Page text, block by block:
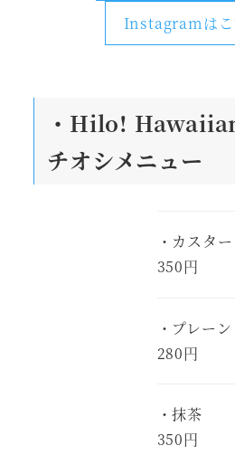
Instagramはこ
・Hilo!
チオシメニュー
・カスタ
350円
・プレーン
280円
・抹茶
350円